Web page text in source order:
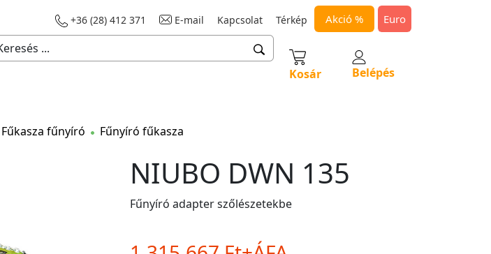
+36 (28) 412 371 E-mail Kapcsolat Térkép Akció % Euro
Kosár Belépés
Fűkasza fűnyíró Fűnyíró fűkasza
NIUBO DWN 135
Fűnyíró adapter szőlészetekbe